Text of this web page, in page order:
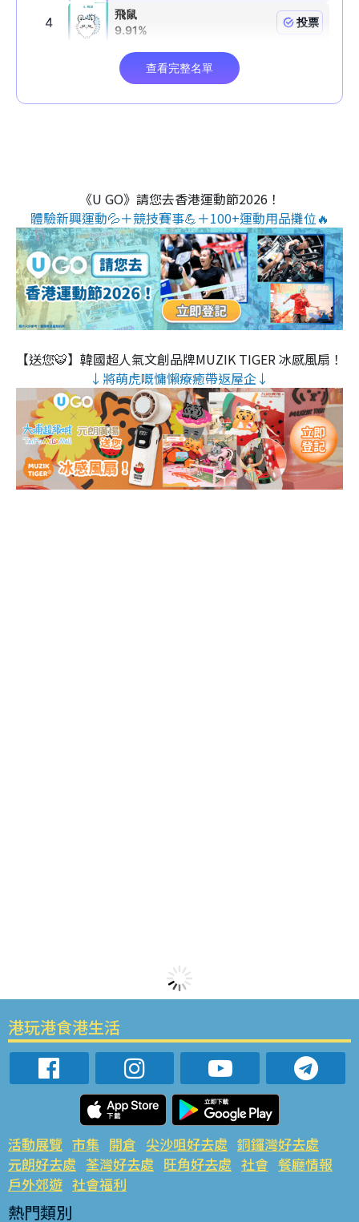
《U GO》請您去香港運動節2026！
體驗新興運動💦＋競技賽事💪＋100+運動用品攤位🔥
【送您🐯】韓國超人氣文創品牌MUZIK TIGER 冰感風扇！
↓將萌虎嘅慵懶療癒帶返屋企↓
港玩港食港生活
活動展覽 市集 開倉 尖沙咀好去處 銅鑼灣好去處
元朗好去處 荃灣好去處 旺角好去處 社會 餐廳情報
戶外郊遊 社會福利
熱門類別